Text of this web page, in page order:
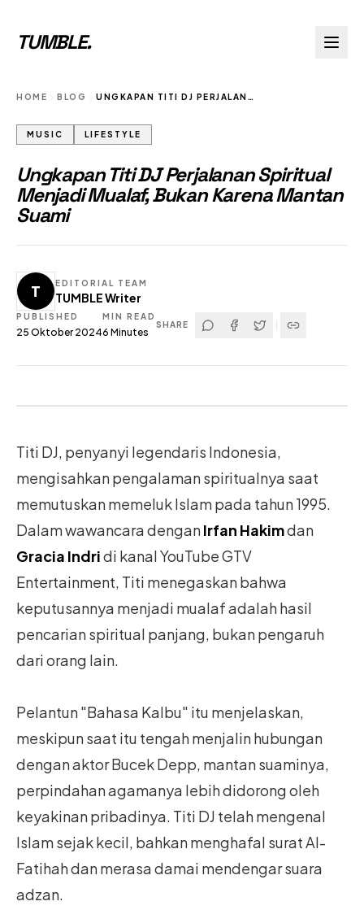
TUMBLE.
HOME BLOG UNGKAPAN TITI DJ PERJALANAN SPIRITUAL MENJADI MUALAF BUKAN KARENA MANTAN SUAMI
MUSIC LIFESTYLE
Ungkapan Titi DJ Perjalanan Spiritual
Menjadi Mualaf, Bukan Karena Mantan
Suami
T EDITORIAL TEAM
TUMBLE Writer
PUBLISHED
25 Oktober 2024
MIN READ
6 Minutes
SHARE
Titi DJ, penyanyi legendaris Indonesia,
mengisahkan pengalaman spiritualnya saat
memutuskan memeluk Islam pada tahun 1995.
Dalam wawancara denganIrfan Hakimdan
Gracia Indridi kanal YouTube GTV
Entertainment, Titi menegaskan bahwa
keputusannya menjadi mualaf adalah hasil
pencarian spiritual panjang, bukan pengaruh
dari orang lain.
Pelantun "Bahasa Kalbu" itu menjelaskan,
meskipun saat itu tengah menjalin hubungan
dengan aktor Bucek Depp, mantan suaminya,
perpindahan agamanya lebih didorong oleh
keyakinan pribadinya. Titi DJ telah mengenal
Islam sejak kecil, bahkan menghafal surat Al-
Fatihah dan merasa damai mendengar suara
adzan.